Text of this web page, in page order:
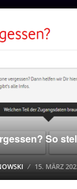
So
15. MÄRZ